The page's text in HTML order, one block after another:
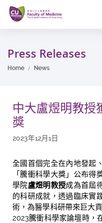
Skip
main
content
Press Releases
Home News
中大盧煜明教授
獎
2023年12月1日
全國首個完全在內地發起
「騰衝科學大獎」公布
學院盧煜明教授成為首屆
的科研成就，透過臨床實
術，為醫學科研帶來巨大
2023騰衝科學家論壇時，